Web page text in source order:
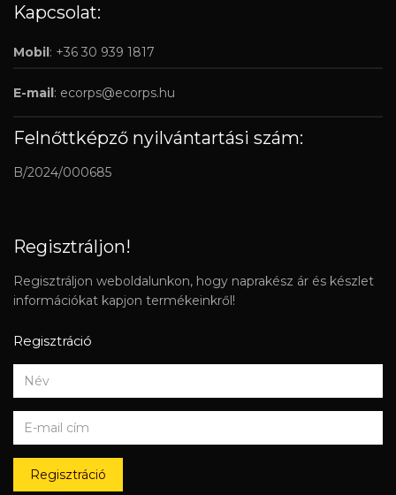
Kapcsolat:
Mobil: +36 30 939 1817
E-mail: ecorps@ecorps.hu
Felnőttképző nyilvántartási szám:
B/2024/000685
Regisztráljon!
Regisztráljon weboldalunkon, hogy naprakész ár és készlet
információkat kapjon termékeinkről!
Regisztráció
Regisztráció